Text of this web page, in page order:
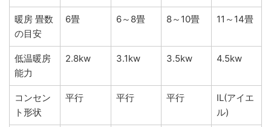
暖房 畳数
の目安
6畳 6～8畳 8～10畳 11～14畳
低温暖房
能力
2.8kw 3.1kw 3.5kw 4.5kw
コンセン
ト形状
平行 平行 平行
IL(アイエ
ル)